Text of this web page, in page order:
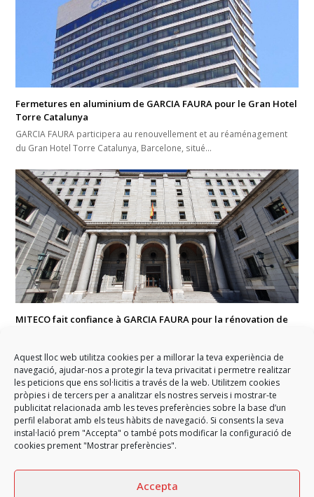
Aquest lloc web utilitza cookies per a millorar la teva experiència de
navegació, ajudar-nos a protegir la teva privacitat i permetre realitzar
les peticions que ens sol·licitis a través de la web. Utilitzem cookies
pròpies i de tercers per a analitzar els nostres serveis i mostrar-te
publicitat relacionada amb les teves preferències sobre la base d’un
perfil elaborat amb els teus hàbits de navegació. Si consents la seva
instal·lació prem "Accepta" o també pots modificar la configuració de
cookies prement "Mostrar preferències".
Accepta
Fermetures en aluminium de GARCIA FAURA pour le Gran Hotel
Torre Catalunya
GARCIA FAURA participera au renouvellement et au réaménagement
du Gran Hotel Torre Catalunya, Barcelone, situé…
MITECO fait confiance à GARCIA FAURA pour la rénovation de
Transition Écologique et…
previous
post:
Exécution de nouveaux
logements
next
GARCIA FAURA réforme le
Marché de Ninot à Barcelone